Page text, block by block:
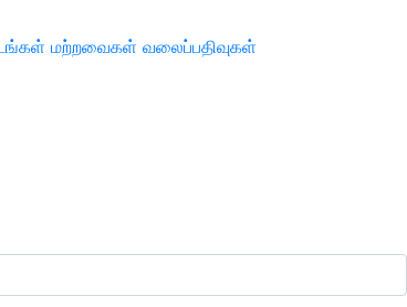
மற்றவைகள் வலைப்பதிவுகள்